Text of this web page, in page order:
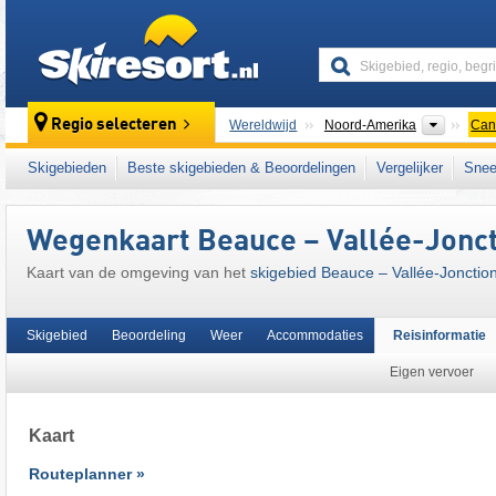
Regio selecteren Wereldwijd Noord-Amerika
Dit skigebied ligt ook in: Notre Dame
Skigebieden Beste skigebieden & Beoordelingen Vergelijker
Wegenkaart Beauce – Vallée-
Kaart van de omgeving van het skigebied Beauce – Vallée-Jonction
Skigebied Beoordeling Weer Accommodaties Reisinformatie
Eigen vervoer
Kaart
Routeplanner »